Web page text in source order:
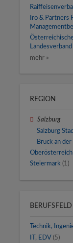
Iro & Partners
mehr »
REGION
Salzburg
Salzburg
Bruck an
Oberösterreich
Steiermark (1)
BERUFSFELD
Technik,
IT, EDV (5)